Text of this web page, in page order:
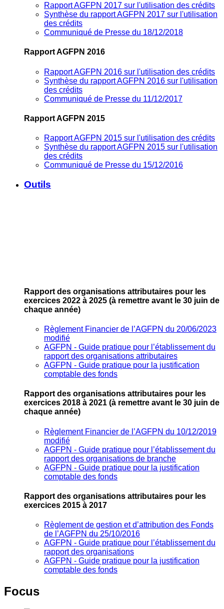
Rapport AGFPN 2017 sur l'utilisation des crédits
Synthèse du rapport AGFPN 2017 sur l'utilisation
des crédits
Communiqué de Presse du 18/12/2018
Rapport AGFPN 2016
Rapport AGFPN 2016 sur l'utilisation des crédits
Synthèse du rapport AGFPN 2016 sur l'utilisation
des crédits
Communiqué de Presse du 11/12/2017
Rapport AGFPN 2015
Rapport AGFPN 2015 sur l'utilisation des crédits
Synthèse du rapport AGFPN 2015 sur l'utilisation
des crédits
Communiqué de Presse du 15/12/2016
Outils
Rapport des organisations attributaires pour les
exercices 2022 à 2025 (à remettre avant le 30 juin de
chaque année)
Règlement Financier de l’AGFPN du 20/06/2023
modifié
AGFPN ‐ Guide pratique pour l’établissement du
rapport des organisations attributaires
AGFPN ‐ Guide pratique pour la justification
comptable des fonds
Rapport des organisations attributaires pour les
exercices 2018 à 2021 (à remettre avant le 30 juin de
chaque année)
Règlement Financier de l’AGFPN du 10/12/2019
modifié
AGFPN ‐ Guide pratique pour l’établissement du
rapport des organisations de branche
AGFPN ‐ Guide pratique pour la justification
comptable des fonds
Rapport des organisations attributaires pour les
exercices 2015 à 2017
Règlement de gestion et d’attribution des Fonds
de l’AGFPN du 25/10/2016
AGFPN ‐ Guide pratique pour l’établissement du
rapport des organisations
AGFPN ‐ Guide pratique pour la justification
comptable des fonds
Focus